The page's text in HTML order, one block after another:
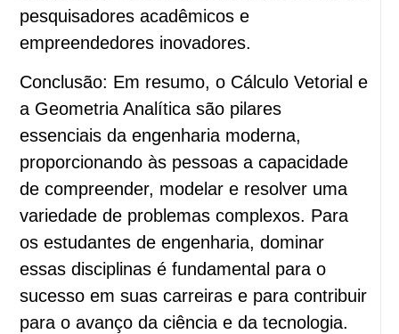
pesquisadores acadêmicos e
empreendedores inovadores.
Conclusão: Em resumo, o Cálculo Vetorial e
a Geometria Analítica são pilares
essenciais da engenharia moderna,
proporcionando às pessoas a capacidade
de compreender, modelar e resolver uma
variedade de problemas complexos. Para
os estudantes de engenharia, dominar
essas disciplinas é fundamental para o
sucesso em suas carreiras e para contribuir
para o avanço da ciência e da tecnologia.